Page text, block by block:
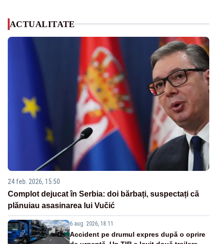
ACTUALITATE
24 feb. 2026, 15:50
Complot dejucat în Serbia: doi bărbați, suspectați că
plănuiau asasinarea lui Vučić
6 aug. 2026, 18:11
Accident pe drumul expres după o oprire